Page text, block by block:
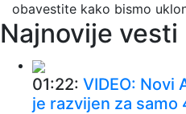
obavestite kako bismo
Najnovije vesti
01:22: VIDEO: Novi
je razvijen za samo